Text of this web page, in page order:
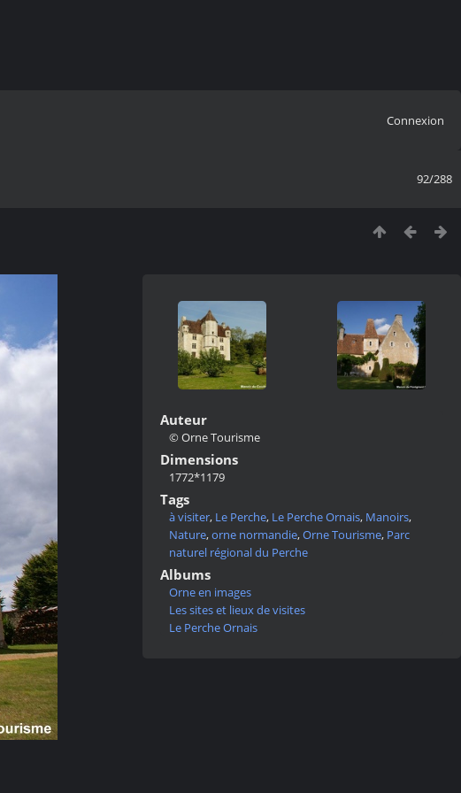
Connexion
92/288
Auteur
© Orne Tourisme
Dimensions
1772*1179
Tags
à visiter, Le Perche, Le Perche Ornais, Manoirs,
Nature,orne normandie,Orne Tourisme, Parc
naturel régional du Perche
Albums
Orne en images
Les sites et lieux de visites
Le Perche Ornais